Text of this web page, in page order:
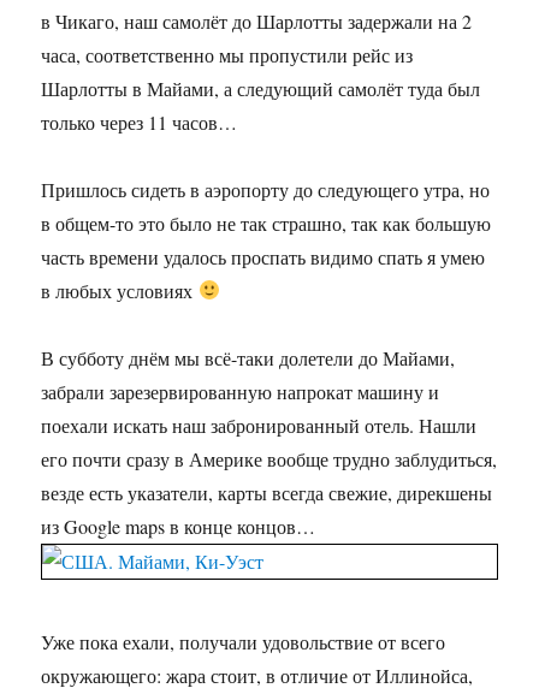
в Чикаго, наш самолёт до Шарлотты задержали на 2
часа, соответственно мы пропустили рейс из
Шарлотты в Майами, а следующий самолёт туда был
только через 11 часов…
Пришлось сидеть в аэропорту до следующего утра, но
в общем-то это было не так страшно, так как большую
часть времени удалось проспать видимо спать я умею
в любых условиях
В субботу днём мы всё-таки долетели до Майами,
забрали зарезервированную напрокат машину и
поехали искать наш забронированный отель. Нашли
его почти сразу в Америке вообще трудно заблудиться,
везде есть указатели, карты всегда свежие, дирекшены
из Google maps в конце концов…
Уже пока ехали, получали удовольствие от всего
окружающего: жара стоит, в отличие от Иллинойса,